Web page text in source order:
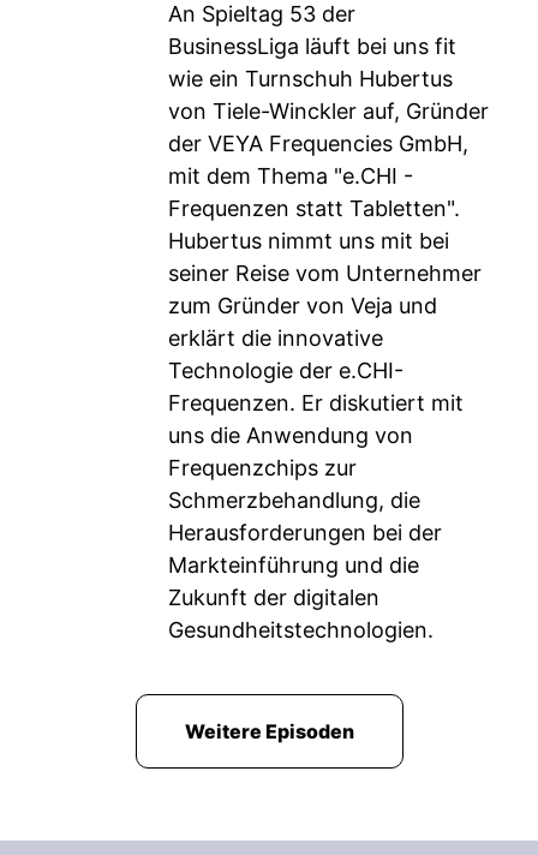
An Spieltag 53 der
BusinessLiga läuft bei uns fit
wie ein Turnschuh Hubertus
von Tiele-Winckler auf, Gründer
der VEYA Frequencies GmbH,
mit dem Thema "e.CHI -
Frequenzen statt Tabletten".
Hubertus nimmt uns mit bei
seiner Reise vom Unternehmer
zum Gründer von Veja und
erklärt die innovative
Technologie der e.CHI-
Frequenzen. Er diskutiert mit
uns die Anwendung von
Frequenzchips zur
Schmerzbehandlung, die
Herausforderungen bei der
Markteinführung und die
Zukunft der digitalen
Gesundheitstechnologien.
Weitere Episoden